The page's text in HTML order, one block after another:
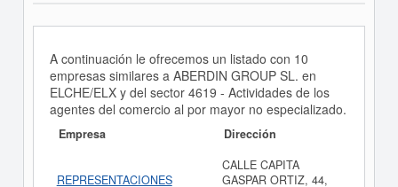
A continuación le ofrecemos un listado con 10
empresas similares a ABERDIN GROUP SL. en
ELCHE/ELX y del sector 4619 - Actividades de los
agentes del comercio al por mayor no especializado.
Empresa Dirección
REPRESENTACIONES
CALLE CAPITA
GASPAR ORTIZ, 44,